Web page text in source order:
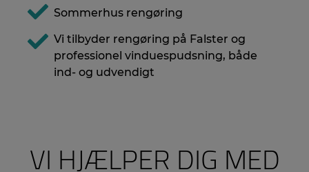
Sommerhus rengøring
Vi tilbyder rengøring på Falster og
professionel vinduespudsning, både
ind- og udvendigt
VI HJÆLPER DIG MED